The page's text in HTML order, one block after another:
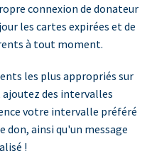
connexion de donateur
les cartes expirées et de
à tout moment.
les plus appropriés sur
des intervalles
votre intervalle préféré
don, ainsi qu'un message
!